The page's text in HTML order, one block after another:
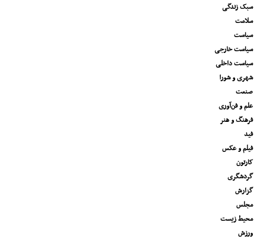
سبک زندگی
سلامت
سیاست
سیاست خارجی
سیاست داخلی
شهری و شورا
صنعت
علم و فن‌آوری
فرهنگ و هنر
فید
فیلم و عکس
کارتون
گردشگری
گزارش
مجلس
محیط زیست
ورزش